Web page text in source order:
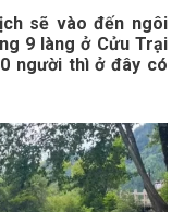
sẽ vào đến ngôi
9 làng ở Cửu Trại
người thì ở đây có